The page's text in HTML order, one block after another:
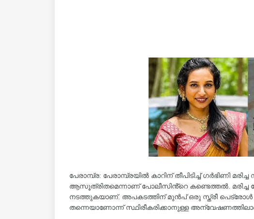
പേരാമ്പ്ര: പേരാമ്പ്രയില്‍ കാറിന് തീപിടിച്ച്‌ ഗർഭിണി
ആസൂത്രിതമെന്നാണ് പോലീസിൻ്റെ കണ്ടെത്തല്‍.
നടത്തുകയാണ്. അപകടത്തിന് മുൻപ് ഒരു സ്ത്രീ പെട്രോള്‍
തന്നെയാണോന്ന് സ്ഥിരീകരിക്കാനുള്ള